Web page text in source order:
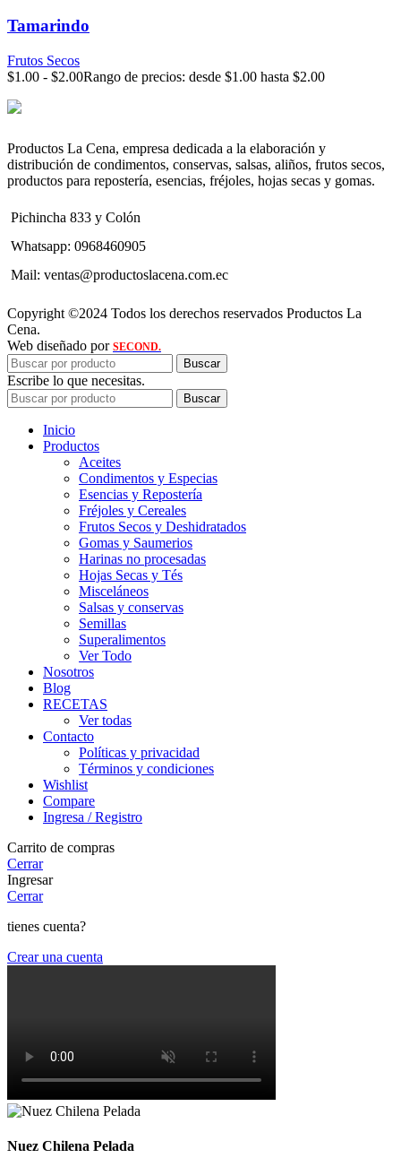
Tamarindo
Frutos Secos
$1.00 - $2.00Rango de precios: desde $1.00 hasta $2.00
Productos La Cena, empresa dedicada a la elaboración y
distribución de condimentos, conservas, salsas, aliños, frutos secos,
productos para repostería, esencias, fréjoles, hojas secas y gomas.
Pichincha 833 y Colón
Whatsapp: 0968460905
Mail: ventas@productoslacena.com.ec
Copyright ©2024 Todos los derechos reservados Productos La
Cena.
Web diseñado por SECOND.
Buscar
Escribe lo que necesitas.
Buscar
Inicio
Productos
Aceites
Condimentos y Especias
Esencias y Repostería
Fréjoles y Cereales
Frutos Secos y Deshidratados
Gomas y Saumerios
Harinas no procesadas
Hojas Secas y Tés
Misceláneos
Salsas y conservas
Semillas
Superalimentos
Ver Todo
Nosotros
Blog
RECETAS
Ver todas
Contacto
Políticas y privacidad
Términos y condiciones
Wishlist
Compare
Ingresa / Registro
Carrito de compras
Cerrar
Ingresar
Cerrar
tienes cuenta?
Crear una cuenta
Nuez Chilena Pelada